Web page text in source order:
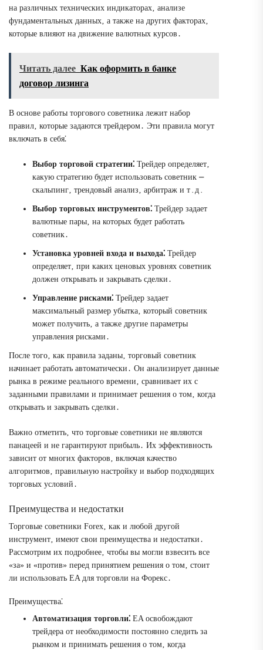
на различных технических индикаторах‚ анализе
фундаментальных данных‚ а также на других факторах‚
которые влияют на движение валютных курсов․
Читать далее Как оформить в банке
договор лизинга
В основе работы торгового советника лежит набор
правил‚ которые задаются трейдером․ Эти правила могут
включать в себя⁚
Выбор торговой стратегии⁚ Трейдер определяет‚
какую стратегию будет использовать советник ⎼
скальпинг‚ трендовый анализ‚ арбитраж и т․д․
Выбор торговых инструментов⁚ Трейдер задает
валютные пары‚ на которых будет работать
советник․
Установка уровней входа и выхода⁚ Трейдер
определяет‚ при каких ценовых уровнях советник
должен открывать и закрывать сделки․
Управление рисками⁚ Трейдер задает
максимальный размер убытка‚ который советник
может получить‚ а также другие параметры
управления рисками․
После того‚ как правила заданы‚ торговый советник
начинает работать автоматически․ Он анализирует данные
рынка в режиме реального времени‚ сравнивает их с
заданными правилами и принимает решения о том‚ когда
открывать и закрывать сделки․
Важно отметить‚ что торговые советники не являются
панацеей и не гарантируют прибыль․ Их эффективность
зависит от многих факторов‚ включая качество
алгоритмов‚ правильную настройку и выбор подходящих
торговых условий․
Преимущества и недостатки
Торговые советники Forex‚ как и любой другой
инструмент‚ имеют свои преимущества и недостатки․
Рассмотрим их подробнее‚ чтобы вы могли взвесить все
«за» и «против» перед принятием решения о том‚ стоит
ли использовать EA для торговли на Форекс․
Преимущества⁚
Автоматизация торговли⁚ EA освобождают
трейдера от необходимости постоянно следить за
рынком и принимать решения о том‚ когда